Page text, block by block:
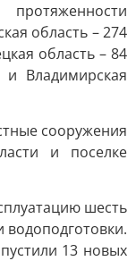
область – 274
область – 84
Владимирская
сооружения
и поселке
шесть
водоподготовки.
13 новых